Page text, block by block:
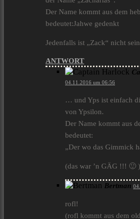
Der Name kommt aus dem
bedeutet:Jahwe gedenkt
Jedenfalls ist „Zack“ nicht
ANTWORT
04.11.2016 um 06:56
… und Yps ist einfach
von Ypsilon.
Der Name kommt aus
bedeutet:
„Der wo das Gimmick
(das war ’n GÄG !!! 🙂 )
Bertman
rofl!
(rofl kommt aus dem